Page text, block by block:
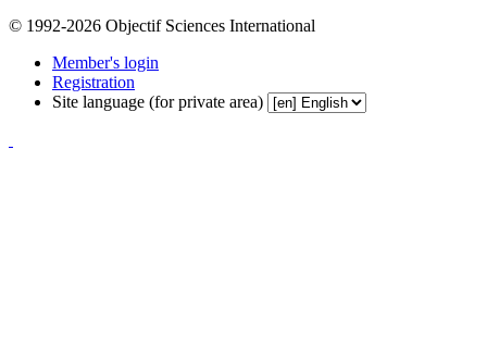
© 1992-2026 Objectif Sciences International
Member's login
Registration
Site language (for private area)